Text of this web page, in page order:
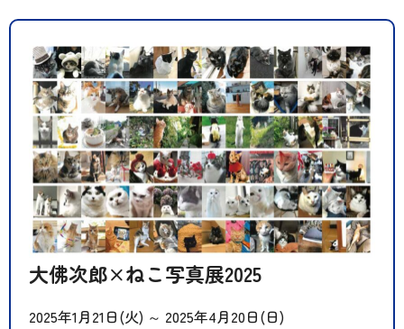
大佛次郎×ねこ写真展2025
2025年1月21日(火) ～ 2025年4月20日(日)